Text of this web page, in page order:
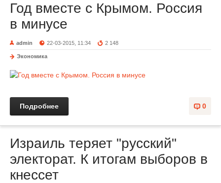
Год вместе с Крымом. Россия
в минусе
admin 22-03-2015, 11:34 2 148
Экономика
0
Подробнее
Израиль теряет "русский"
электорат. К итогам выборов в
кнессет